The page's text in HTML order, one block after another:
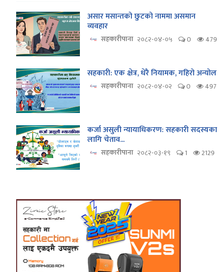
असार मसान्तको छुटको नाममा असमान
व्यवहार
सहकारीपाना २०८२-०४-०५ 0 479
सहकारी: एक क्षेत्र, धेरै नियामक, गहिरो अन्योल
सहकारीपाना २०८२-०४-०२ 0 497
कर्जा असुली न्यायाधिकरण: सहकारी सदस्यका
लागि चेताव...
सहकारीपाना २०८२-०३-१९ 1 2129